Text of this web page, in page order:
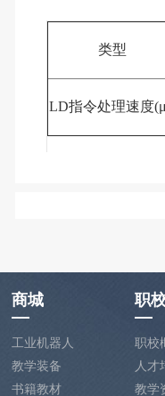
类型
LD指令处理速度
商城
工业机器人
教学装备
书籍教材
职
职校
人才
教学